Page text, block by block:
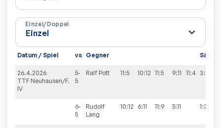
Einzel/Doppel
Datum / Spiel vs Gegner Sätze
26.4.2026
TTF Neuhausen/F.
IV
5-
5
Ralf Pott 11:5 10:12 11:5 9:11 11:4 3:2
6-
5
Rudolf
Lang
10:12 6:11 11:9 5:11 1:3